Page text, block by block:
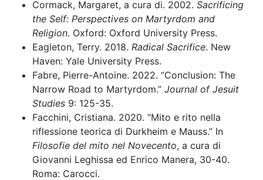
Cormack, Margaret, a cura di. 2002. Sacrificing
the Self: Perspectives on Martyrdom and
Religion. Oxford: Oxford University Press.
Eagleton, Terry. 2018. Radical Sacrifice. New
Haven: Yale University Press.
Fabre, Pierre-Antoine. 2022. “Conclusion: The
Narrow Road to Martyrdom.” Journal of Jesuit
Studies 9: 125-35.
Facchini, Cristiana. 2020. “Mito e rito nella
riflessione teorica di Durkheim e Mauss.” In
Filosofie del mito nel Novecento, a cura di
Giovanni Leghissa ed Enrico Manera, 30-40.
Roma: Carocci.